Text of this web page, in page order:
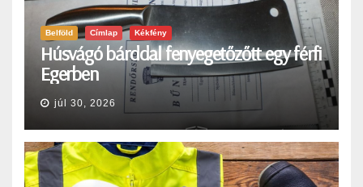
Belföld Címlap Kékfény
Húsvágó bárddal fenyegetőzőtt egy férfi
Egerben
júl 30, 2026